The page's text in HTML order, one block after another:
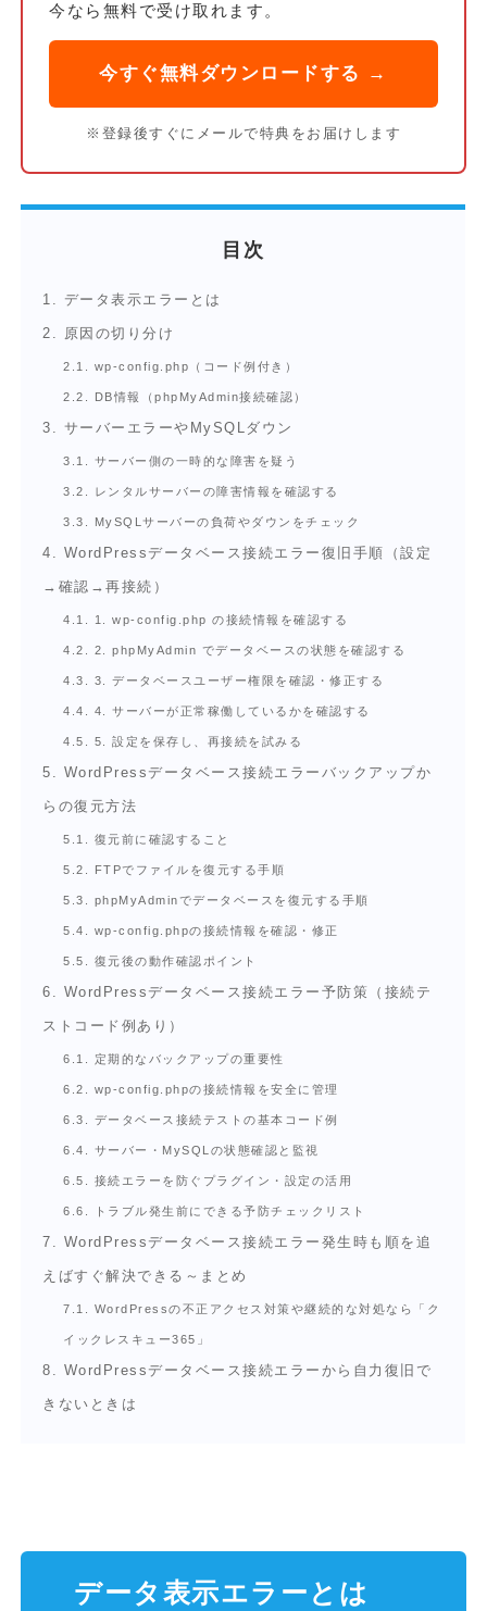
今なら無料で受け取れます。
今すぐ無料ダウンロードする →
※登録後すぐにメールで特典をお届けします
目次
1. データ表示エラーとは
2. 原因の切り分け
2.1. wp-config.php（コード例付き）
2.2. DB情報（phpMyAdmin接続確認）
3. サーバーエラーやMySQLダウン
3.1. サーバー側の一時的な障害を疑う
3.2. レンタルサーバーの障害情報を確認する
3.3. MySQLサーバーの負荷やダウンをチェック
4. WordPressデータベース接続エラー復旧手順（設定
→確認→再接続）
4.1. 1. wp-config.php の接続情報を確認する
4.2. 2. phpMyAdmin でデータベースの状態を確認する
4.3. 3. データベースユーザー権限を確認・修正する
4.4. 4. サーバーが正常稼働しているかを確認する
4.5. 5. 設定を保存し、再接続を試みる
5. WordPressデータベース接続エラーバックアップか
らの復元方法
5.1. 復元前に確認すること
5.2. FTPでファイルを復元する手順
5.3. phpMyAdminでデータベースを復元する手順
5.4. wp-config.phpの接続情報を確認・修正
5.5. 復元後の動作確認ポイント
6. WordPressデータベース接続エラー予防策（接続テ
ストコード例あり）
6.1. 定期的なバックアップの重要性
6.2. wp-config.phpの接続情報を安全に管理
6.3. データベース接続テストの基本コード例
6.4. サーバー・MySQLの状態確認と監視
6.5. 接続エラーを防ぐプラグイン・設定の活用
6.6. トラブル発生前にできる予防チェックリスト
7. WordPressデータベース接続エラー発生時も順を追
えばすぐ解決できる～まとめ
7.1. WordPressの不正アクセス対策や継続的な対処なら「ク
イックレスキュー365」
8. WordPressデータベース接続エラーから自力復旧で
きないときは
データ表示エラーとは